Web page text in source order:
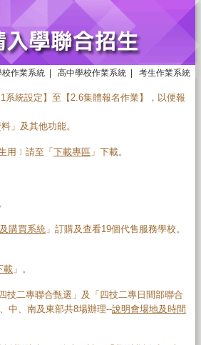
校作業系統 高中學校作業系統 考生作業系統
系統設定】至【2.6集體報名作業】，以便報
」及其他功能。
用﹞請至「 下載專區 」下載。
購買系統 」訂購及查看19個代售服務學校。
載 」。
技二專聯合甄選」及「四技二專日間部聯合
中、南及東部共8場辦理--說明會場地及時間